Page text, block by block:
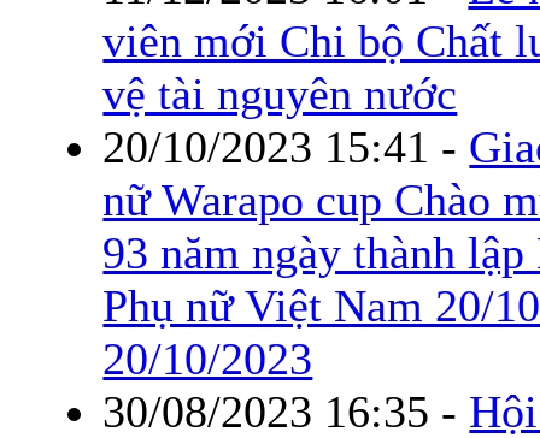
viên mới Chi bộ Chất
vệ tài nguyên nước
20/10/2023 15:41 -
nữ Warapo cup Chào
93 năm ngày thành
Phụ nữ Việt Nam 20/
20/10/2023
30/08/2023 16:35 -